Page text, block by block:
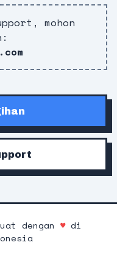
mohon
dengan ♥di